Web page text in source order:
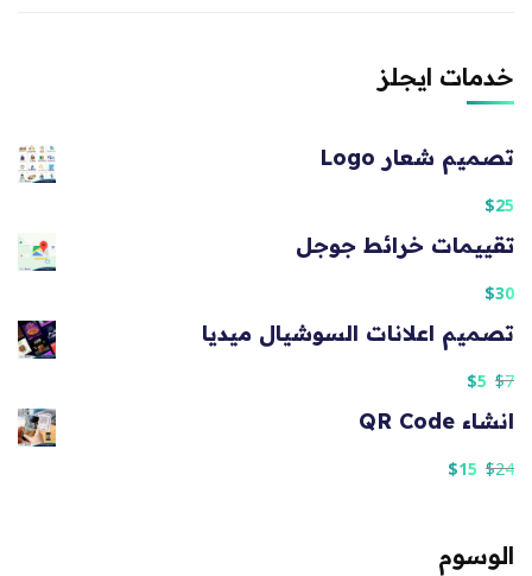
خدمات ايجلز
تصميم شعار Logo
$25
تقييمات خرائط جوجل
$30
تصميم اعلانات السوشيال ميديا
$7
$5
انشاء QR Code
$24
$15
الوسوم